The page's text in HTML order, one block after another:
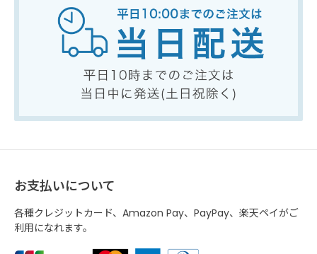
お支払いについて
各種クレジットカード、Amazon Pay、PayPay、楽天ペイがご
利用になれます。